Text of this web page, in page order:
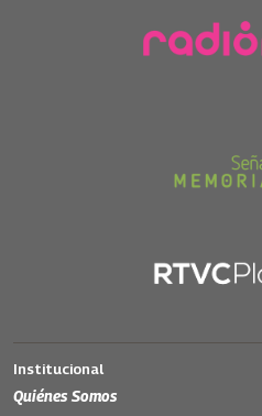
Institucional
Quiénes Somos